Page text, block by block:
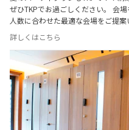
ぜひTKPでお過ごしください。 会
人数に合わせた最適な会場をご提案
詳しくはこちら